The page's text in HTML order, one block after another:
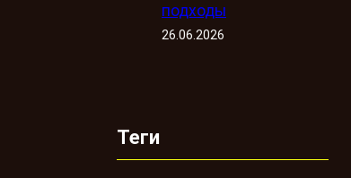
подходы
26.06.2026
Теги